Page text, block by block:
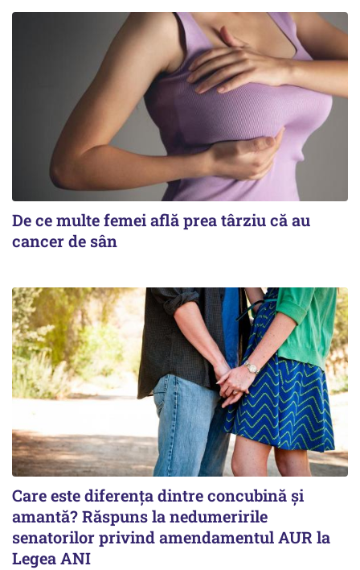
De ce multe femei află prea târziu că au
cancer de sân
Care este diferența dintre concubină și
amantă? Răspuns la nedumeririle
senatorilor privind amendamentul AUR la
Legea ANI